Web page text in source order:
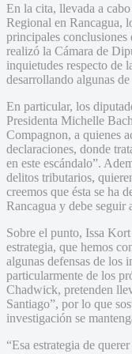
En la cita, llevada a
Regional en Rancagua,
principales conclusiones
realizó la Cámara de
inquietudes respecto de
desarrollando algunas de
En particular, los
Presidenta Michelle
Compagnon, a quienes
declaraciones, donde
en este escándalo”.
delitos tributarios,
creemos que ésta se ha
Rancagua y debe seguir
Sobre el punto, Issa
estrategia, que hemos
algunas defensas de
particularmente de los
Chadwick, pretenden
Santiago”, por lo que
investigación se
“Esa estrategia de